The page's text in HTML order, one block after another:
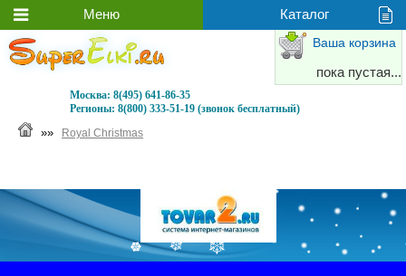
Москва: 8(495) 641-86-35
Регионы: 8(800) 333-51-19 (звонок бесплатный)
Ваша корзина
пока пустая...
»» Royal Christmas